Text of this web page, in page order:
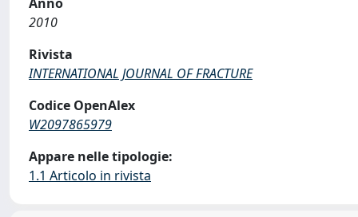
2010
Rivista
INTERNATIONAL JOURNAL OF FRACTURE
Codice OpenAlex
W2097865979
Appare nelle tipologie:
1.1 Articolo in rivista